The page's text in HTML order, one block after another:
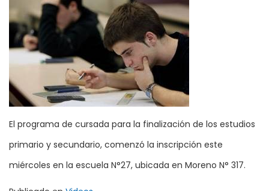
El programa de cursada para la finalización de los estudios
primario y secundario, comenzó la inscripción este
miércoles en la escuela N°27, ubicada en Moreno N° 317.